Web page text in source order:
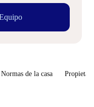
Normas de la casa